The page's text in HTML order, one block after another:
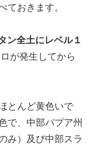
ておきます。
ン全土にレベル１
が発生してから
とんど黄色いで
で、中部パプア州
み）及び中部スラ